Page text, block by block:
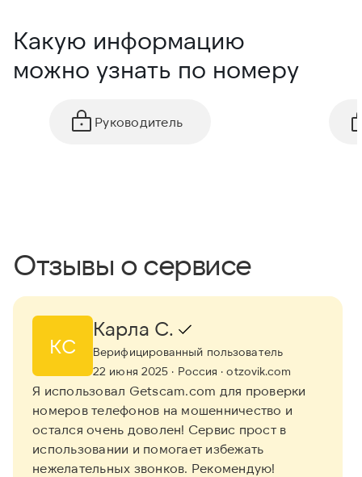
Какую информацию
можно узнать по номеру
Руководитель
Отзывы о сервисе
КС
Карла С.
Верифицированный пользователь
22 июня 2025 · Россия · otzovik.com
Я использовал Getscam.com для проверки
номеров телефонов на мошенничество и
остался очень доволен! Сервис прост в
использовании и помогает избежать
нежелательных звонков. Рекомендую!